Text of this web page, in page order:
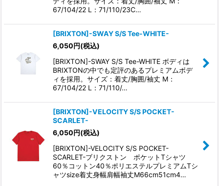
67/104/22 L：71/110/23C…
[BRIXTON]-SWAY S/S Tee-WHITE-
6,050円(税込)
[BRIXTON]-SWAY S/S Tee-WHITE ボディは
BRIXTONの中でも定評のあるプレミアムボデ
ィを採用。サイズ：着丈/胸囲/袖丈 M：
67/104/22 L：71/110/…
[BRIXTON]-VELOCITY S/S POCKET-
SCARLET-
6,050円(税込)
[BRIXTON]-VELOCITY S/S POCKET-
SCARLET-ブリクストン ポケットTシャツ
60％コットン40％ポリエステルプレミアムTシ
ャツsize着丈身幅肩幅袖丈M66cm51cm4…